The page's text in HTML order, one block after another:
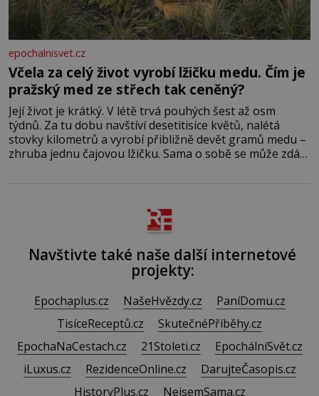
epochalnisvet.cz
Včela za celý život vyrobí lžičku medu. Čím je
pražský med ze střech tak ceněný?
Její život je krátký. V létě trvá pouhých šest až osm
týdnů. Za tu dobu navštíví desetitisíce květů, nalétá
stovky kilometrů a vyrobí přibližně devět gramů medu –
zhruba jednu čajovou lžičku. Sama o sobě se může zdát
Navštivte také naše další internetové
projekty:
Epochaplus.cz NašeHvězdy.cz
PaníDomu.cz
TisíceReceptů.cz
SkutečnéPříběhy.cz
EpochaNaCestach.cz
21Stoleti.cz
EpochálníSvět.cz
iLuxus.cz
RezidenceOnline.cz
DarujteČasopis.cz
HistoryPlus.cz
NejsemSama.cz